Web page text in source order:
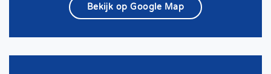
Bekijk op Google Map